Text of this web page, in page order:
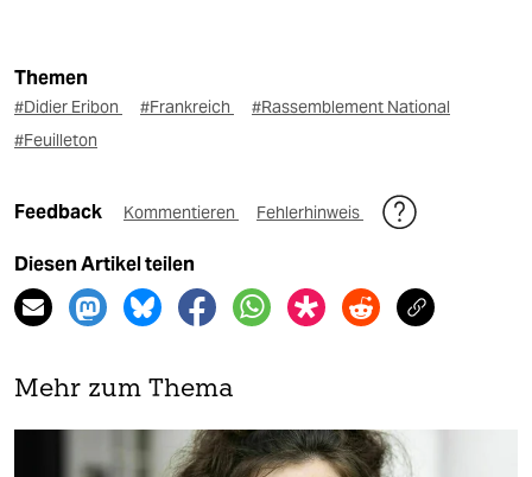
Themen
#Didier Eribon #Frankreich
#Rassemblement National
#Feuilleton
Feedback Kommentieren Fehlerhinweis
Diesen Artikel teilen
Mehr zum Thema